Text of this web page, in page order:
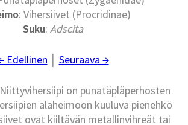
: Vihersiivet (Procridinae)
Suku: Adscita
Edellinen Seuraava →
Niittyvihersiipi on punatäpläperhosten
alaheimoon kuuluva pienehkö
ovat kiiltävän metallinvihreät tai